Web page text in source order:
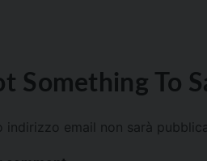
Something To
indirizzo email non sarà